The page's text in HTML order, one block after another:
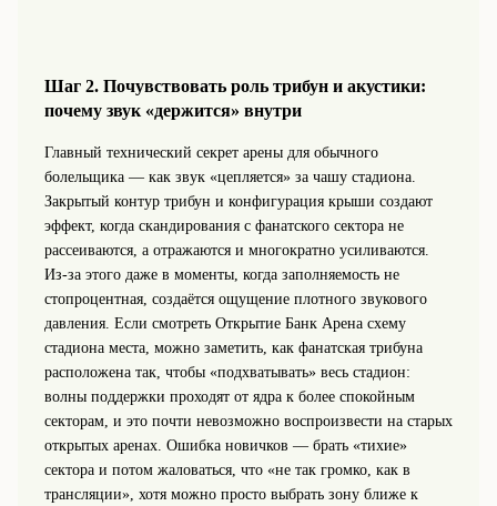
Шаг 2. Почувствовать роль трибун и акустики:
почему звук «держится» внутри
Главный технический секрет арены для обычного
болельщика — как звук «цепляется» за чашу стадиона.
Закрытый контур трибун и конфигурация крыши создают
эффект, когда скандирования с фанатского сектора не
рассеиваются, а отражаются и многократно усиливаются.
Из-за этого даже в моменты, когда заполняемость не
стопроцентная, создаётся ощущение плотного звукового
давления. Если смотреть Открытие Банк Арена схему
стадиона места, можно заметить, как фанатская трибуна
расположена так, чтобы «подхватывать» весь стадион:
волны поддержки проходят от ядра к более спокойным
секторам, и это почти невозможно воспроизвести на старых
открытых аренах. Ошибка новичков — брать «тихие»
сектора и потом жаловаться, что «не так громко, как в
трансляции», хотя можно просто выбрать зону ближе к